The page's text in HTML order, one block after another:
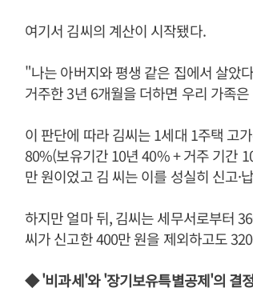
여기서 김씨의 계산이 시작됐다.
"나는 아버지와 평생 같은 집에서 살았
거주한 3년 6개월을 더하면 우리 가족
이 판단에 따라 김씨는 1세대 1주택 고
80%(보유기간 10년 40% + 거주 기간
만 원이었고 김 씨는 이를 성실히 신고·
하지만 얼마 뒤, 김씨는 세무서로부터
씨가 신고한 400만 원을 제외하고도
◆ '비과세'와 '장기보유특별공제'의 결